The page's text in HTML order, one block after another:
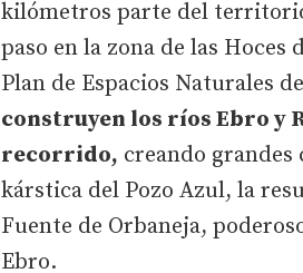
kilómetros parte del
paso en la zona de las
Plan de Espacios Naturales
construyen los ríos Ebro y
recorrido, creando grandes
kárstica del Pozo Azul, la
Fuente de Orbaneja,
Ebro.